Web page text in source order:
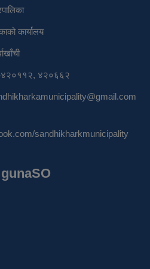
कार्यालय
४२०६६२
sandhikharkmunicipality